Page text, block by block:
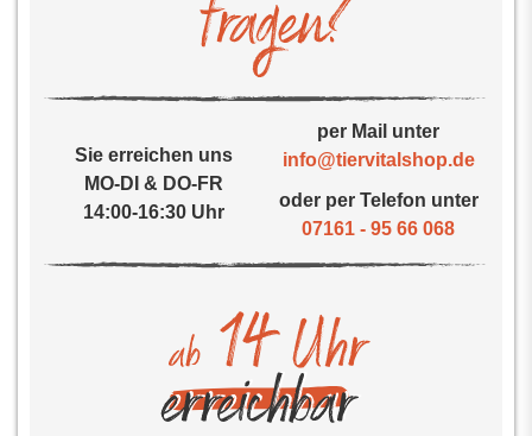
Sie erreichen uns
MO-DI & DO-FR
14:00-16:30 Uhr
per Mail unter
info@tiervitalshop.de
oder per Telefon unter
07161 - 95 66 068